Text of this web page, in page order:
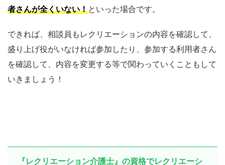
者さんが全くいない！といった場合です。
できれば、相談員もレクリエーションの内容を確認して、
盛り上げ役がいなければ参加したり、参加する利用者さん
を確認して、内容を変更する等で関わっていくこともして
いきましょう！
『レクリエーション介護士』の資格でレクリエーシ